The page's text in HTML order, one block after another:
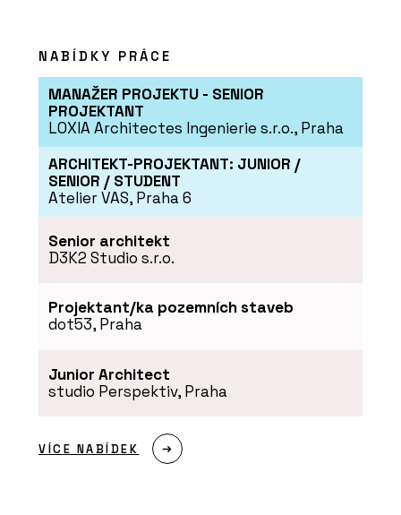
NABÍDKY PRÁCE
MANAŽER PROJEKTU - SENIOR
PROJEKTANT
LOXIA Architectes Ingenierie s.r.o., Praha
ARCHITEKT-PROJEKTANT: JUNIOR /
SENIOR / STUDENT
Atelier VAS, Praha 6
Senior architekt
D3K2 Studio s.r.o.
Projektant/ka pozemních staveb
dot53, Praha
Junior Architect
studio Perspektiv, Praha
VÍCE NABÍDEK